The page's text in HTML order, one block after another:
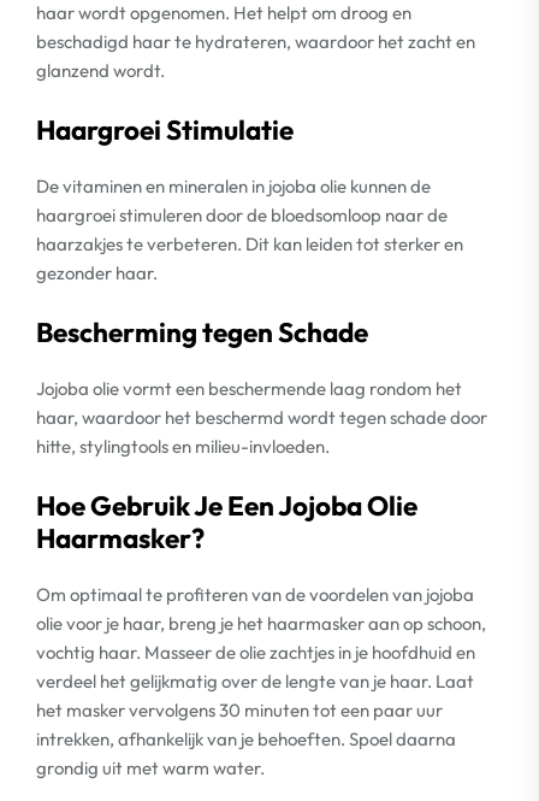
haar wordt opgenomen. Het helpt om droog en
beschadigd haar te hydrateren, waardoor het zacht en
glanzend wordt.
Haargroei Stimulatie
De vitaminen en mineralen in jojoba olie kunnen de
haargroei stimuleren door de bloedsomloop naar de
haarzakjes te verbeteren. Dit kan leiden tot sterker en
gezonder haar.
Bescherming tegen Schade
Jojoba olie vormt een beschermende laag rondom het
haar, waardoor het beschermd wordt tegen schade door
hitte, stylingtools en milieu-invloeden.
Hoe Gebruik Je Een Jojoba Olie
Haarmasker?
Om optimaal te profiteren van de voordelen van jojoba
olie voor je haar, breng je het haarmasker aan op schoon,
vochtig haar. Masseer de olie zachtjes in je hoofdhuid en
verdeel het gelijkmatig over de lengte van je haar. Laat
het masker vervolgens 30 minuten tot een paar uur
intrekken, afhankelijk van je behoeften. Spoel daarna
grondig uit met warm water.